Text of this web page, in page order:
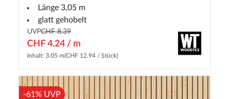
Länge 3,05 m
glatt gehobelt
UVPCHF 8.39
CHF 4.24 / m
Inhalt: 3.05 m(CHF 12.94 / Stück)
-61% UVP